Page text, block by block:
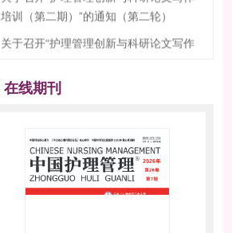
关于召开“护理管理创新与科研论文写作
培训（第三期）”的通知（第二轮）
培训（第二期）”的通知（第一轮）
最新日程 | 医护科技协同创新与科研能力
提升研讨会（第三期）
在线期刊